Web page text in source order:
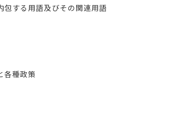
する用語及びその関連用語
各種政策